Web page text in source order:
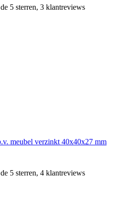
5 sterren, 3 klantreviews
meubel verzinkt 40x40x27 mm
5 sterren, 4 klantreviews